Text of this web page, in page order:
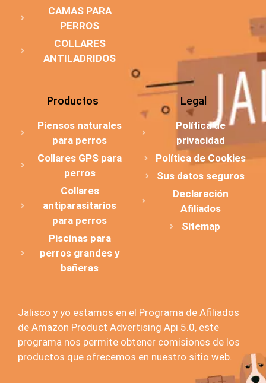
CAMAS PARA
PERROS
COLLARES
ANTILADRIDOS
Productos
Piensos naturales
para perros
Collares GPS para
perros
Collares
antiparasitarios
para perros
Piscinas para
perros grandes y
bañeras
Legal
Política de
privacidad
Política de Cookies
Sus datos seguros
Declaración
Afiliados
Sitemap
Jalisco y yo estamos en el Programa de Afiliados
de Amazon Product Advertising Api 5.0, este
programa nos permite obtener comisiones de los
productos que ofrecemos en nuestro sitio web.